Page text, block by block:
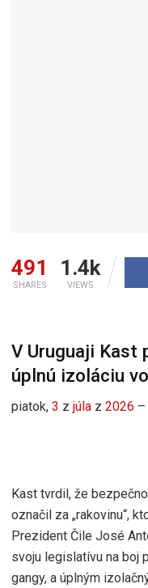
491
SHARES
1.4k
VIEWS
V Uruguaji Kast
úplnú izoláciu
piatok, 3 z júla z 2026 –
Kast tvrdil, že
označil za „rakovinu“,
Prezident Čile José
svoju legislatívu na boj
gangy, a úplným